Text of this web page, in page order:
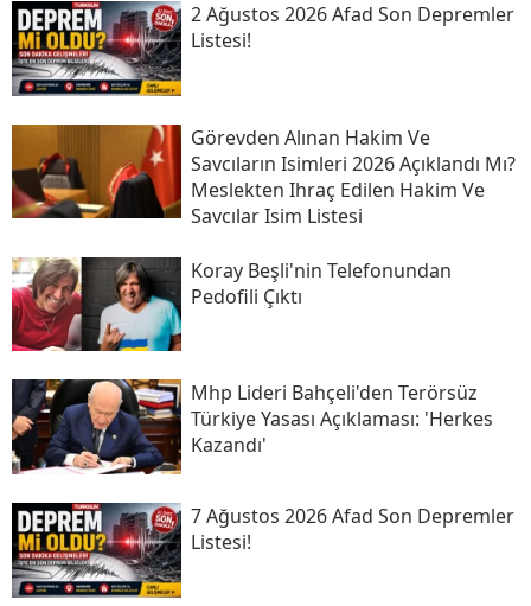
2 Ağustos 2026 Afad Son Depremler
Listesi!
Görevden Alınan Hakim Ve
Savcıların Isimleri 2026 Açıklandı Mı?
Meslekten Ihraç Edilen Hakim Ve
Savcılar Isim Listesi
Koray Beşli'nin Telefonundan
Pedofili Çıktı
Mhp Lideri Bahçeli'den Terörsüz
Türkiye Yasası Açıklaması: 'herkes
Kazandı'
7 Ağustos 2026 Afad Son Depremler
Listesi!